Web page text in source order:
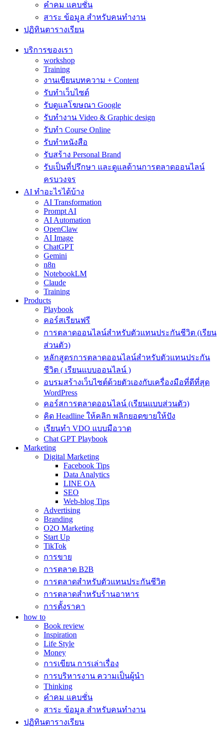
คำคม แคบชั่น
สาระ ข้อมูล สำหรับคนทำงาน
ปฏิทินตารางเรียน
บริการของเรา
workshop
Training
งานเขียนบทความ + Content
รับทำเว็บไซต์
รับดูแลโฆษณา Google
รับทำงาน Video & Graphic design
รับทำ Course Online
รับทำหนังสือ
รับสร้าง Personal Brand
รับเป็นที่ปรึกษา และดูแลด้านการตลาดออนไลน์
ครบวงจร
AI ทำอะไรได้บ้าง
AI Transformation
Prompt AI
AI Automation
OpenClaw
AI Image
ChatGPT
Gemini
n8n
NotebookLM
Claude
Training
Products
Playbook
คอร์สเรียนฟรี
การตลาดออนไลน์สำหรับตัวแทนประกันชีวิต (เรียน
ส่วนตัว)
หลักสูตรการตลาดออนไลน์สำหรับตัวแทนประกัน
ชีวิต ( เรียนแบบออนไลน์ )
อบรมสร้างเว็บไซต์ด้วยตัวเองกับเครื่องมือที่ดีที่สุด
WordPress
คอร์สการตลาดออนไลน์ (เรียนแบบส่วนตัว)
คิด Headline ให้คลิก พลิกยอดขายให้ปัง
เรียนทำ VDO แบบมือวาด
Chat GPT Playbook
Marketing
Digital Marketing
Facebook Tips
Data Analytics
LINE OA
SEO
Web-blog Tips
Advertising
Branding
O2O Marketing
Start Up
TikTok
การขาย
การตลาด B2B
การตลาดสำหรับตัวแทนประกันชีวิต
การตลาดสำหรับร้านอาหาร
การตั้งราคา
how to
Book review
Inspiration
Life Style
Money
การเขียน การเล่าเรื่อง
การบริหารงาน ความเป็นผู้นำ
Thinking
คำคม แคบชั่น
สาระ ข้อมูล สำหรับคนทำงาน
ปฏิทินตารางเรียน